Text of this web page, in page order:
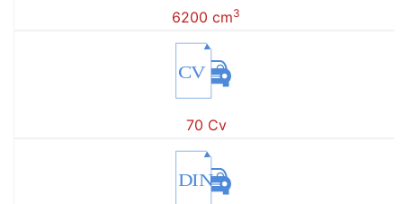
6200 cm3
CV
70 Cv
DIN